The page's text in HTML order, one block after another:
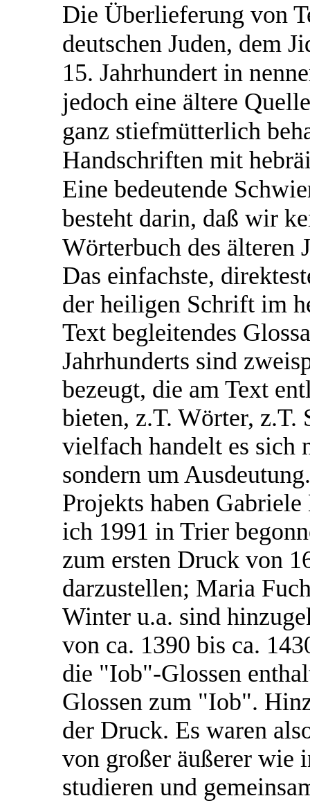
Die Überlieferung von
deutschen Juden, dem
15. Jahrhundert in
jedoch eine ältere
ganz stiefmütterlich
Handschriften mit
Eine bedeutende
besteht darin, daß wir
Wörterbuch des älteren
Das einfachste,
der heiligen Schrift im
Text begleitendes
Jahrhunderts sind
bezeugt, die am Text
bieten, z.T. Wörter, z.T.
vielfach handelt es sich
sondern um
Projekts haben
ich 1991 in Trier
zum ersten Druck von
darzustellen; Maria
Winter u.a. sind
von ca. 1390 bis ca.
die "Iob"-Glossen
Glossen zum "Iob".
der Druck. Es waren
von großer äußerer wie
studieren und